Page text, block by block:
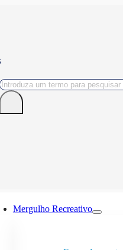
Pesquisar
Mergulho Recreativo